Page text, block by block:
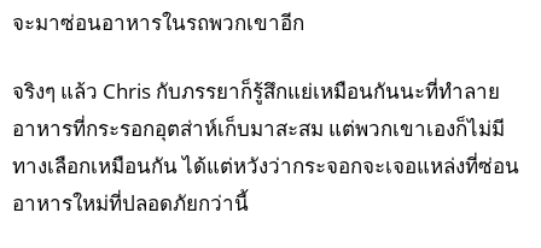
จะมาซ่อนอาหารในรถพวกเขาอีก
จริงๆ แล้ว Chris กับภรรยาก็รู้สึกแย่เหมือนกันนะที่ทำลาย
อาหารที่กระรอกอุตส่าห์เก็บมาสะสม แต่พวกเขาเองก็ไม่มี
ทางเลือกเหมือนกัน ได้แต่หวังว่ากระจอกจะเจอแหล่งที่ซ่อน
อาหารใหม่ที่ปลอดภัยกว่านี้